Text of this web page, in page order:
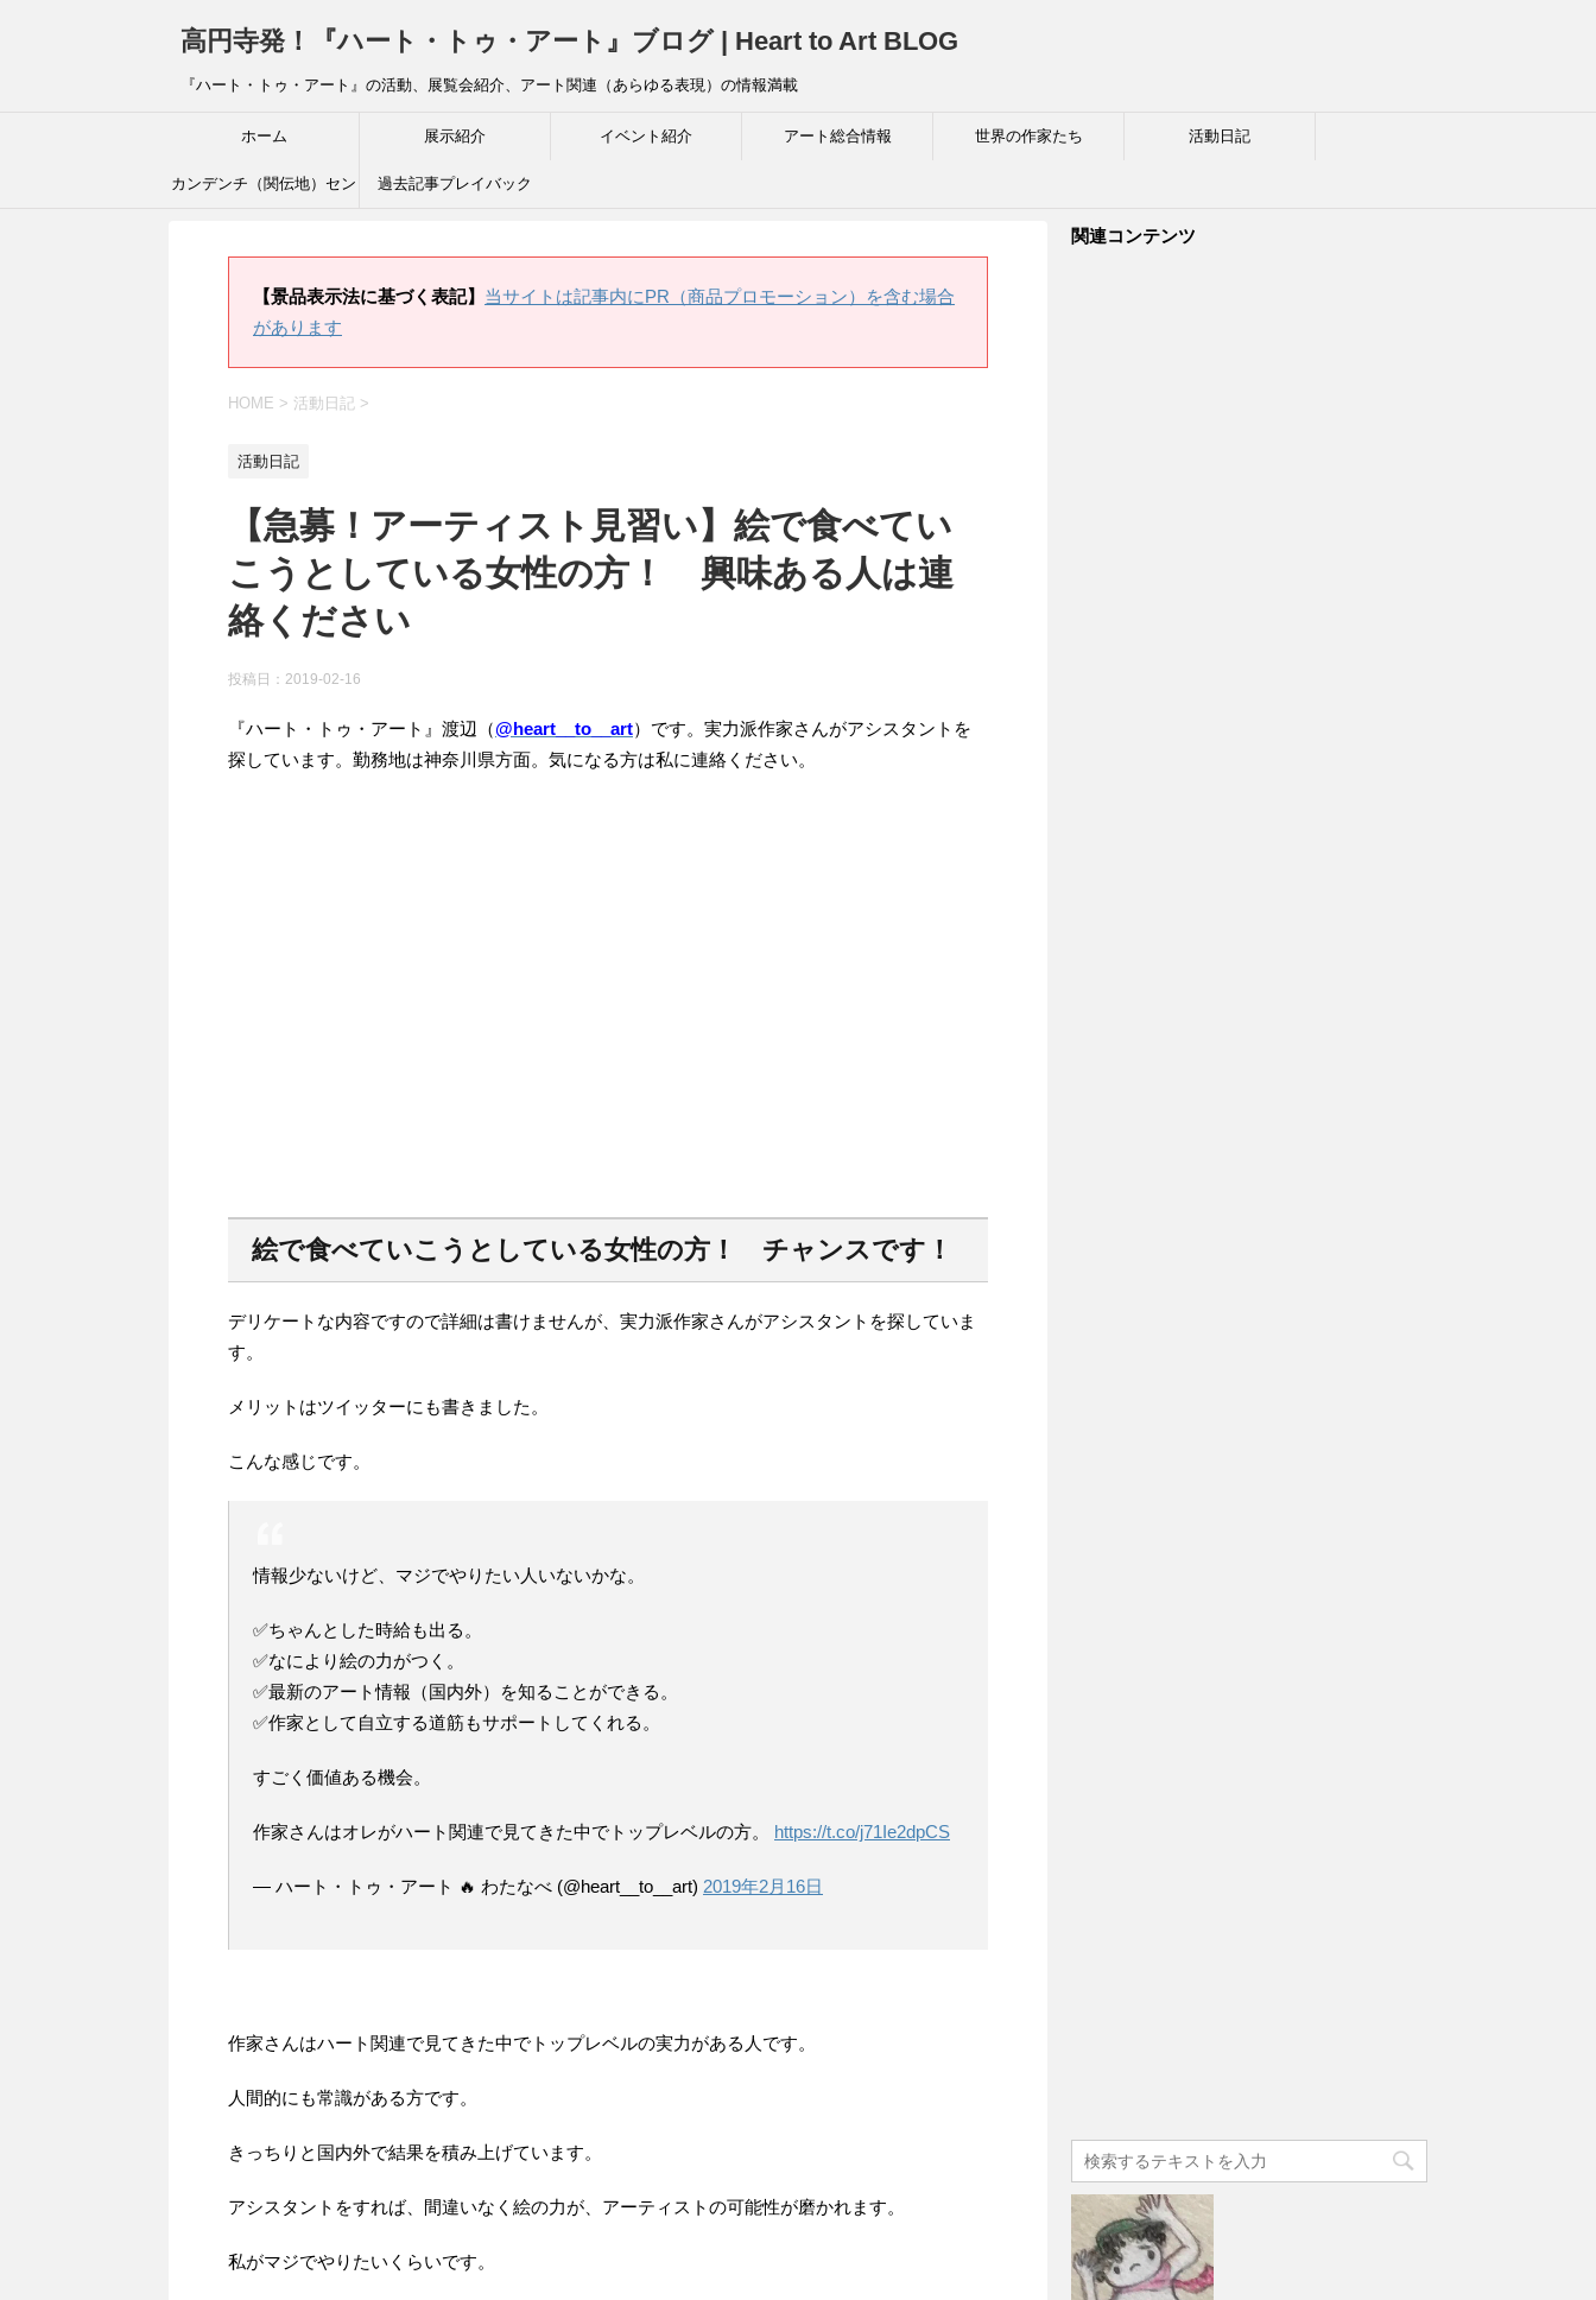
高円寺発！『ハート・トゥ・アート』ブログ | Heart to Art BLOG
『ハート・トゥ・アート』の活動、展覧会紹介、アート関連（あらゆる表現）の情報満載
ホーム 展示紹介 イベント紹介 アート総合情報 世界の作家たち 活動日記
カンデンチ（関伝地）セン 過去記事プレイバック
【景品表示法に基づく表記】 当サイトは記事内にPR（商品プロモーション）を含む場合
があります
HOME > 活動日記 >
活動日記
【急募！アーティスト見習い】絵で食べてい
こうとしている女性の方！ 興味ある人は連
絡ください
投稿日： 2019-02-16
『ハート・トゥ・アート』渡辺（@heart__to__art）です。実力派作家さんがアシスタントを
探しています。勤務地は神奈川県方面。気になる方は私に連絡ください。
絵で食べていこうとしている女性の方！ チャンスです！
デリケートな内容ですので詳細は書けませんが、実力派作家さんがアシスタントを探していま
す。
メリットはツイッターにも書きました。
こんな感じです。
情報少ないけど、マジでやりたい人いないかな。
✅ちゃんとした時給も出る。
✅なにより絵の力がつく。
✅最新のアート情報（国内外）を知ることができる。
✅作家として自立する道筋もサポートしてくれる。
すごく価値ある機会。
作家さんはオレがハート関連で見てきた中でトップレベルの方。 https://t.co/j71Ie2dpCS
— ハート・トゥ・アート 🔥 わたなべ (@heart__to__art) 2019年2月16日
作家さんはハート関連で見てきた中でトップレベルの実力がある人です。
人間的にも常識がある方です。
きっちりと国内外で結果を積み上げています。
アシスタントをすれば、間違いなく絵の力が、アーティストの可能性が磨かれます。
私がマジでやりたいくらいです。
関連コンテンツ